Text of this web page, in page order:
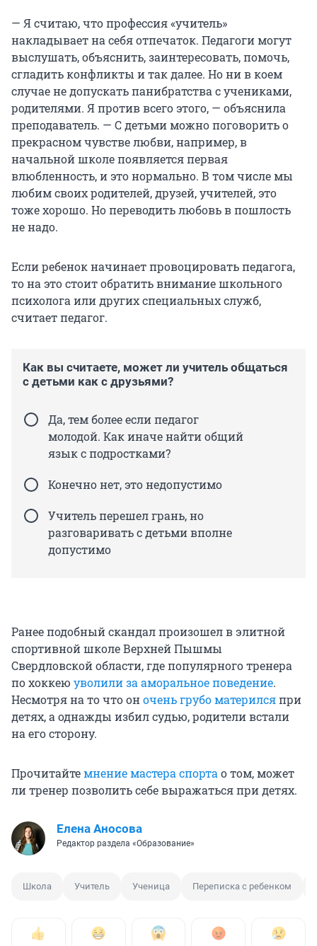
— Я считаю, что профессия «учитель»
накладывает на себя отпечаток. Педагоги могут
выслушать, объяснить, заинтересовать, помочь,
сгладить конфликты и так далее. Но ни в коем
случае не допускать панибратства с учениками,
родителями. Я против всего этого, — объяснила
преподаватель. — С детьми можно поговорить о
прекрасном чувстве любви, например, в
начальной школе появляется первая
влюбленность, и это нормально. В том числе мы
любим своих родителей, друзей, учителей, это
тоже хорошо. Но переводить любовь в пошлость
не надо.
Если ребенок начинает провоцировать педагога,
то на это стоит обратить внимание школьного
психолога или других специальных служб,
считает педагог.
Как вы считаете, может ли учитель общаться
с детьми как с друзьями?
Да, тем более если педагог
молодой. Как иначе найти общий
язык с подростками?
Конечно нет, это недопустимо
Учитель перешел грань, но
разговаривать с детьми вполне
допустимо
Ранее подобный скандал произошел в элитной
спортивной школе Верхней Пышмы
Свердловской области, где популярного тренера
по хоккею уволили за аморальное поведение.
Несмотря на то что оночень грубо материлсяпри
детях, а однажды избил судью, родители встали
на его сторону.
Прочитайтемнение мастера спорта о том, может
ли тренер позволить себе выражаться при детях.
Елена Аносова
Редактор раздела «Образование»
Школа Учитель Ученица Переписка с ребенком